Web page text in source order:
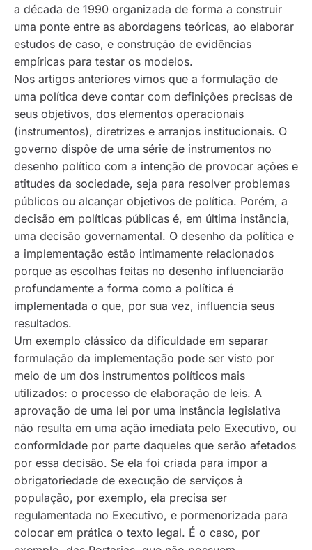
a década de 1990 organizada de forma a construir
uma ponte entre as abordagens teóricas, ao elaborar
estudos de caso, e construção de evidências
empíricas para testar os modelos.
Nos artigos anteriores vimos que a formulação de
uma política deve contar com definições precisas de
seus objetivos, dos elementos operacionais
(instrumentos), diretrizes e arranjos institucionais. O
governo dispõe de uma série de instrumentos no
desenho político com a intenção de provocar ações e
atitudes da sociedade, seja para resolver problemas
públicos ou alcançar objetivos de política. Porém, a
decisão em políticas públicas é, em última instância,
uma decisão governamental. O desenho da política e
a implementação estão intimamente relacionados
porque as escolhas feitas no desenho influenciarão
profundamente a forma como a política é
implementada o que, por sua vez, influencia seus
resultados.
Um exemplo clássico da dificuldade em separar
formulação da implementação pode ser visto por
meio de um dos instrumentos políticos mais
utilizados: o processo de elaboração de leis. A
aprovação de uma lei por uma instância legislativa
não resulta em uma ação imediata pelo Executivo, ou
conformidade por parte daqueles que serão afetados
por essa decisão. Se ela foi criada para impor a
obrigatoriedade de execução de serviços à
população, por exemplo, ela precisa ser
regulamentada no Executivo, e pormenorizada para
colocar em prática o texto legal. É o caso, por